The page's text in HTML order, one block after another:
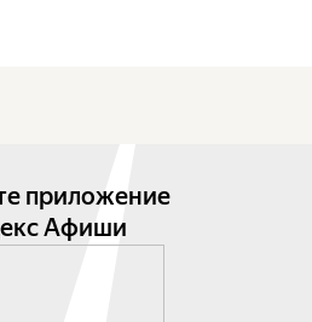
приложение
Афиши